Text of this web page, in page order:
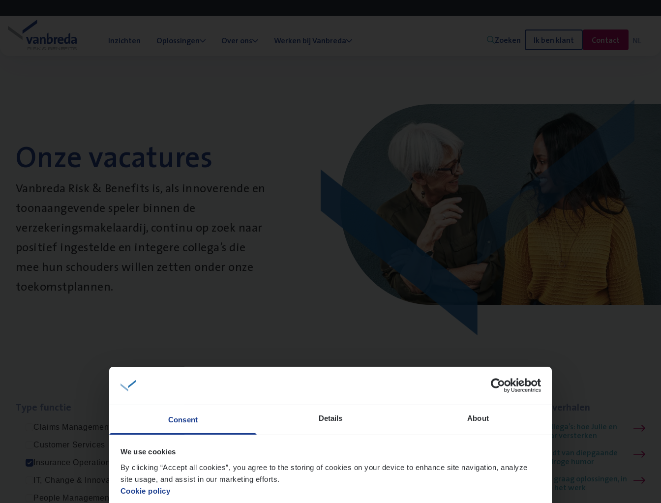
Consent Details About
We use cookies
By clicking “Accept all cookies”, you agree to the storing of cookies on your device to enhance site navigation, analyze
site usage, and assist in our marketing efforts.
Cookie policy
Inzichten Oplossingen Over ons Werken bij Vanbreda Zoeken Ik ben klant Contact NL
Onze vacatures
Vanbreda Risk & Benefits is, als innoverende en
toonaangevende speler binnen de
verzekeringsmakelaardij, continu op zoek naar
positief ingestelde en integere collega’s die
mee hun schouders willen zetten onder onze
toekomstplannen.
Claims Management
Customer Services
Insurance Operations
IT, Change & Innovation
People Management
Meer dan collega’s: hoe Julie en
Aurélie elkaar versterken
Mathias houdt van diepgaande
dossiers én droge humor
Thalia zoekt graag oplossingen, in
games én op het werk